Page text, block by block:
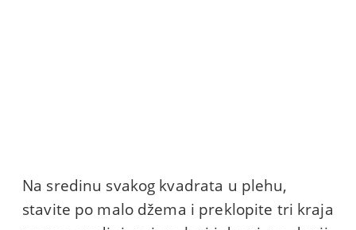
Na sredinu svakog kvadrata u plehu,
stavite po malo džema i preklopite tri kraja